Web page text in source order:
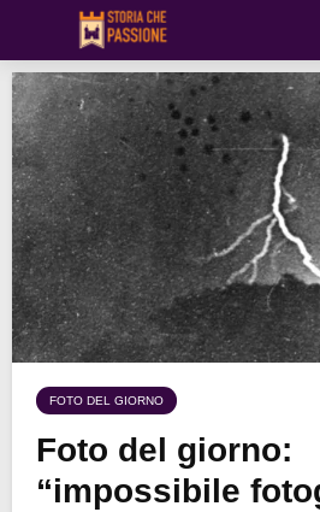
FOTO DEL GIORNO
Foto del giorno:
“impossibile